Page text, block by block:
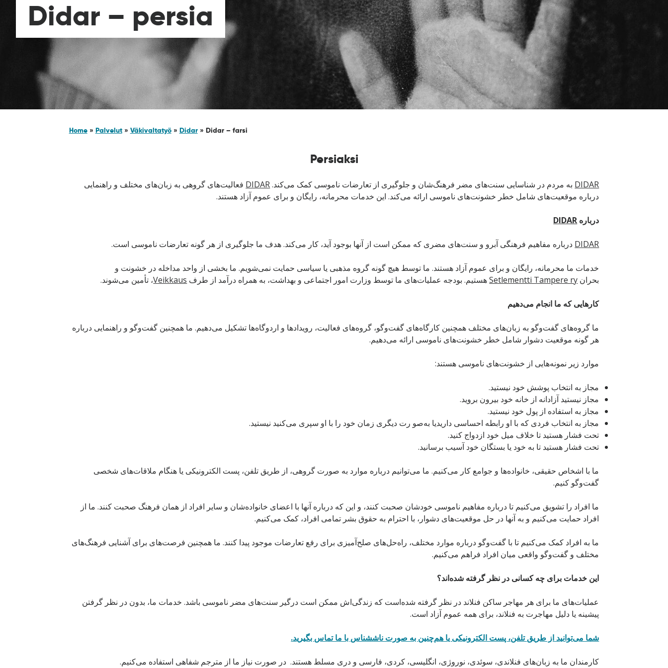
Didar – persia
Home» Palvelut» Väkivaltatyö» Didar» Didar – farsi
Persiaksi
DIDAR به مردم در شناسایی سنت‌های مضر فرهنگ‌شان و جلوگیری از تعارضات ناموسی کمک می‌کند.DIDAR فعالیت‌های گروهی به زبان‌های مختلف و راهنمایی
درباره موقعیت‌های شامل خطر خشونت‌های ناموسی ارائه می‌کند. این خدمات محرمانه، رایگان و برای عموم آزاد هستند.
درباره DIDAR
DIDAR درباره مفاهیم فرهنگی آبرو و سنت‌های مضری که ممکن است از آنها بوجود آید، کار می‌کند. هدف ما جلوگیری از هر گونه تعارضات ناموسی است.
خدمات ما محرمانه، رایگان و برای عموم آزاد هستند. ما توسط هیچ گونه گروه مذهبی یا سیاسی حمایت نمی‌شویم. ما بخشی از واحد مداخله در خشونت و
بحران Setlementti Tampere ryهستیم. بودجه‌ عملیات‌های ما توسط وزارت امور اجتماعی و بهداشت، به همراه درآمد از طرف Veikkaus، تأمین می‌شوند.
کارهایی که ما انجام میدهیم
ما گروه‌های گفت‌و‌گو به زبان‌های مختلف همچنین کارگاه‌های گفت‌و‌گو، گروه‌های فعالیت، رویداد‌ها و اردوگاه‌ها تشکیل می‌دهیم. ما همچنین گفت‌وگو و راهنمایی درباره
هر گونه موقعیت دشوار شامل خطر خشونت‌های ناموسی ارائه می‌دهیم.
موارد زیر نمونه‌هایی از خشونت‌های ناموسی هستند:
مجاز به انتخاب پوشش خود نیستید.
مجاز نیستید آزادانه از خانه خود بیرون بروید.
مجاز به استفاده از پول خود نیستید.
مجاز به انتخاب فردی که با او رابطه احساسی داریدیا به‌صو رت دیگری زمان خود را با او سپری می‌کنید نیستید.
تحت فشار هستید تا خلاف میل خود ازدواج کنید.
تحت فشار هستید تا به خود یا بستگان خود آسیب برسانید.
ما با اشخاص حقیقی، خانواده‌ها و جوامع کار می‌کنیم. ما می‌توانیم درباره‌ موارد به صورت گروهی، از طریق تلفن، پست الکترونیکی یا هنگام ملاقات‌های شخصی
گفت‌وگو کنیم.
ما افراد را تشویق می‌کنیم تا درباره‌ مفاهیم ناموسی خودشان صحبت کنند، و این که درباره‌ آنها با اعضای خانواده‌شان و سایر افراد از همان فرهنگ صحبت کنند. ما از
افراد حمایت می‌کنیم و به آنها در حل موقعیت‌های دشوار، با احترام به حقوق بشر تمامی افراد، کمک می‌کنیم.
ما به افراد کمک می‌کنیم تا با گفت‌وگو درباره موارد مختلف، راه‌حل‌های صلح‌آمیزی برای رفع تعارضات موجود پیدا کنند. ما همچنین فرصت‌های برای آشنایی فرهنگ‌های
مختلف و گفت‌وگو واقعی میان افراد فراهم می‌کنیم.
این خدمات برای چه کسانی در نظر گرفته شدهاند؟
عملیات‌های ما برای هر مهاجر ساکن فنلاند در نظر گرفته شده‌است که زندگی‌اش ممکن است درگیر سنت‌های مضر ناموسی باشد.‌ خدمات ما، بدون در نظر گرفتن
پیشینه یا دلیل مهاجرت به فنلاند، برای همه عموم آزاد است.
شما می‌توانید از طریق تلفن، پست الکترونیکی یا هم‌چنین به صورت نا‌ششناس با ما تماس بگیرید.
کارمندان ما به زبان‌های فنلاندی، سوئدی، نوروژی، انگلیسی، کردی، فارسی و دری مسلط هستند. در صورت نیاز ما از مترجم شفاهی استفاده می‌کنیم.